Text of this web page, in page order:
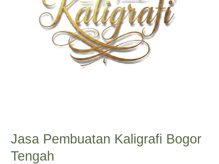
Jasa Pembuatan Kaligrafi Bogor
Tengah